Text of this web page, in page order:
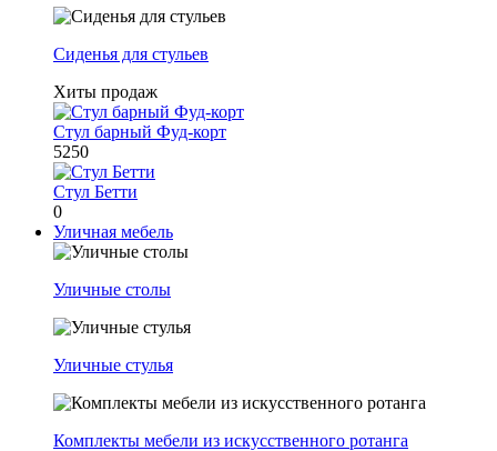
Сиденья для стульев
Хиты продаж
Стул барный Фуд-корт
5250
Стул Бетти
0
Уличная мебель
Уличные столы
Уличные стулья
Комплекты мебели из искусственного ротанга